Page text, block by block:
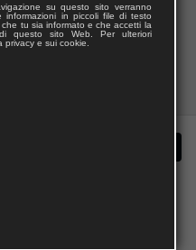
su questo sito verranno
informazioni in piccoli file di testo
tu sia informato e che accetti la
questo sito Web. Per ulteriori
e sui cookie.